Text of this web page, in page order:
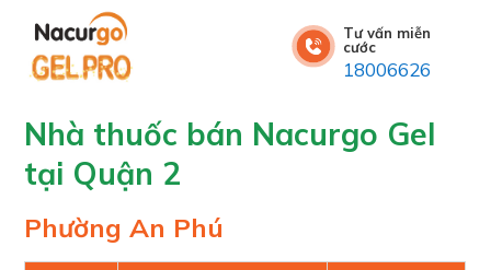
Tư vấn miễn
cước
18006626
Nhà thuốc bán Nacurgo Gel
tại Quận 2
Phường An Phú